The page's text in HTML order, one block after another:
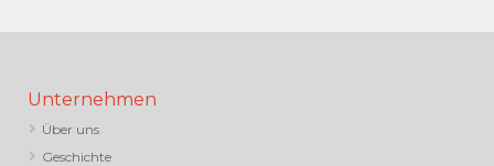
Unternehmen
Über uns
Geschichte